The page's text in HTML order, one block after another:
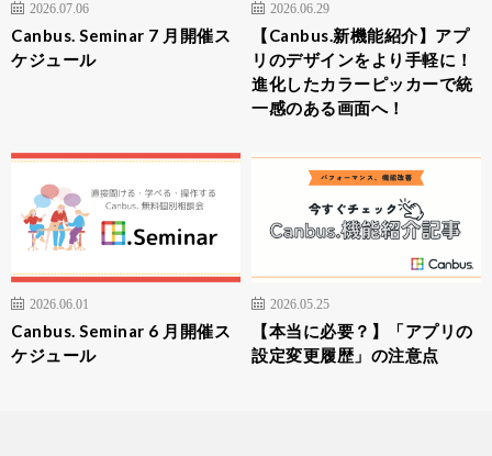
2026.07.06
Canbus. Seminar 7 月開催ス
ケジュール
2026.06.29
【Canbus.新機能紹介】アプ
リのデザインをより手軽に！
進化したカラーピッカーで統
一感のある画面へ！
2026.06.01
Canbus. Seminar 6 月開催ス
ケジュール
2026.05.25
【本当に必要？】「アプリの
設定変更履歴」の注意点